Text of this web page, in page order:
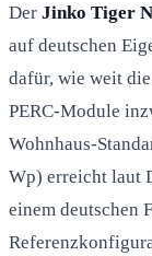
Der Jinko Tiger
auf deutschen
dafür, wie weit die
PERC-Module
Wohnhaus-
Wp) erreicht laut
einem deutschen